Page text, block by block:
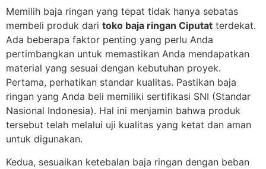
Memilih baja ringan yang tepat tidak hanya sebatas
membeli produk dari toko baja ringan Ciputat terdekat.
Ada beberapa faktor penting yang perlu Anda
pertimbangkan untuk memastikan Anda mendapatkan
material yang sesuai dengan kebutuhan proyek.
Pertama, perhatikan standar kualitas. Pastikan baja
ringan yang Anda beli memiliki sertifikasi SNI (Standar
Nasional Indonesia). Hal ini menjamin bahwa produk
tersebut telah melalui uji kualitas yang ketat dan aman
untuk digunakan.
Kedua, sesuaikan ketebalan baja ringan dengan beban